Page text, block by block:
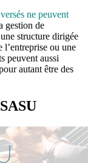
ne peuvent
gestion de
structure dirigée
l’entreprise ou une
peuvent aussi
autant être des